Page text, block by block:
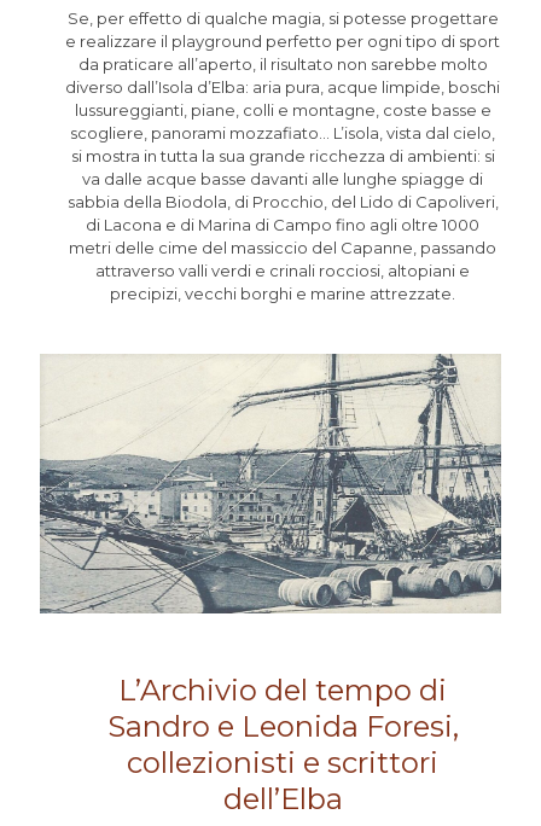
Se, per effetto di qualche magia, si potesse progettare
e realizzare il playground perfetto per ogni tipo di sport
da praticare all’aperto, il risultato non sarebbe molto
diverso dall’Isola d’Elba: aria pura, acque limpide, boschi
lussureggianti, piane, colli e montagne, coste basse e
scogliere, panorami mozzafiato… L’isola, vista dal cielo,
si mostra in tutta la sua grande ricchezza di ambienti: si
va dalle acque basse davanti alle lunghe spiagge di
sabbia della Biodola, di Procchio, del Lido di Capoliveri,
di Lacona e di Marina di Campo fino agli oltre 1000
metri delle cime del massiccio del Capanne, passando
attraverso valli verdi e crinali rocciosi, altopiani e
precipizi, vecchi borghi e marine attrezzate.
L’Archivio del tempo di
Sandro e Leonida Foresi,
collezionisti e scrittori
dell’Elba